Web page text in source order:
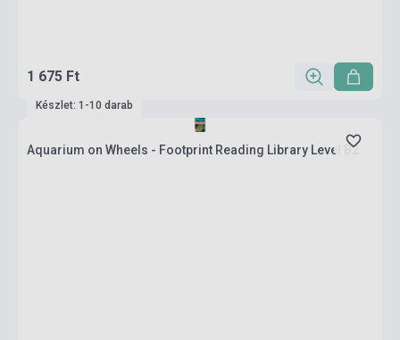
1 675 Ft
Készlet: 1-10 darab
Aquarium on Wheels - Footprint Reading Library Level B2